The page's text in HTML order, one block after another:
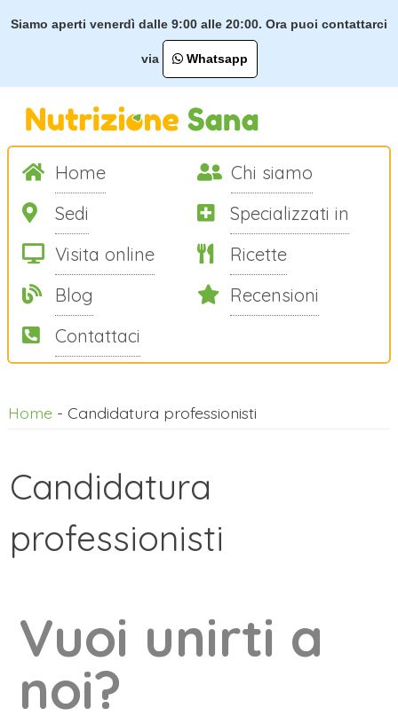
Siamo aperti venerdì dalle 9:00 alle 20:00. Ora puoi contattarci
via Whatsapp
Home
Chi siamo
Sedi
Specializzati in
Visita online
Ricette
Blog
Recensioni
Contattaci
Home- Candidatura professionisti
Candidatura
professionisti
Vuoi unirti a
noi?